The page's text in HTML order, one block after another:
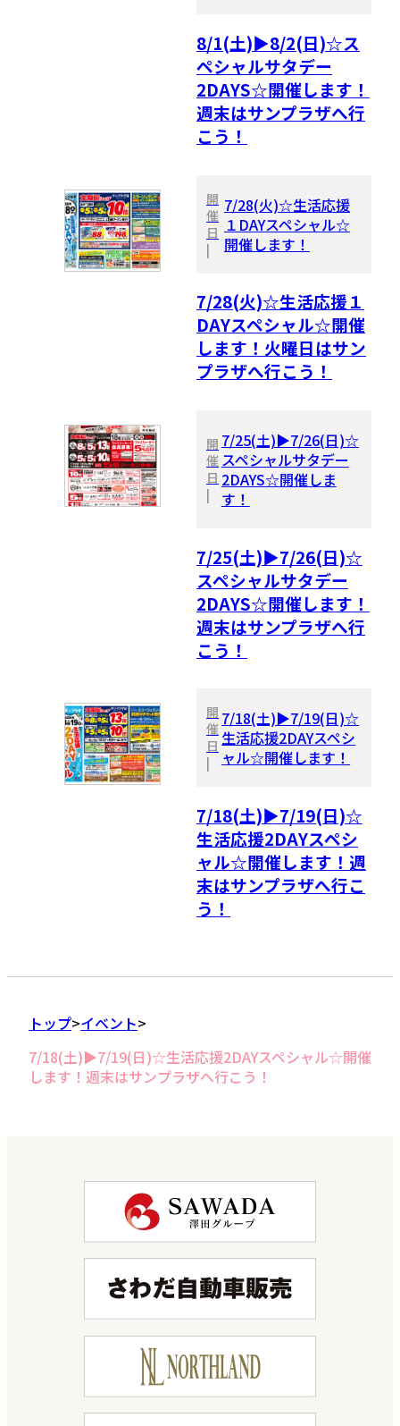
8/1(土)▶8/2(日)☆ス
ペシャルサタデー
2DAYS☆開催します！
週末はサンプラザへ行
こう！
開
催
日
|
7/28(火)☆生活応援
１DAYスペシャル☆
開催します！
7/28(火)☆生活応援１
DAYスペシャル☆開催
します！火曜日はサン
プラザへ行こう！
開
催
日
|
7/25(土)▶7/26(日)☆
スペシャルサタデー
2DAYS☆開催しま
す！
7/25(土)▶7/26(日)☆
スペシャルサタデー
2DAYS☆開催します！
週末はサンプラザへ行
こう！
開
催
日
|
7/18(土)▶7/19(日)☆
生活応援2DAYスペシ
ャル☆開催します！
7/18(土)▶7/19(日)☆
生活応援2DAYスペシ
ャル☆開催します！週
末はサンプラザへ行こ
う！
トップ イベント
7/18(土)▶7/19(日)☆生活応援2DAYスペシャル☆開催
します！週末はサンプラザへ行こう！